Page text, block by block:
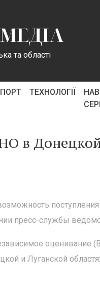
МЕДІА
та області
ТЕХНОЛОГІЇ
в
поступления
пресс-службы
оценивание
и Луганской